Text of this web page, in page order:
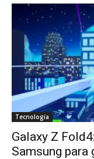
Tecnología
Galaxy Z
Samsung para